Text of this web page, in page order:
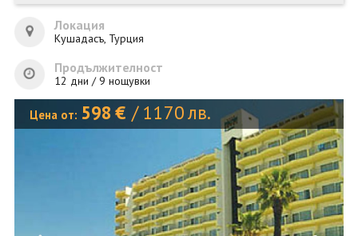
ЕКЗОТИКА
ЕКСКУРЗИИ
ОЩЕ
КОНТАКТИ
ФИРМЕНИ ДОКУМЕНТИ
0700 144 34 Запитване
Локация
Кушадасъ, Турция
Продължителност
12 дни / 9 нощувки
Цена от: 598 € / 1170лв.